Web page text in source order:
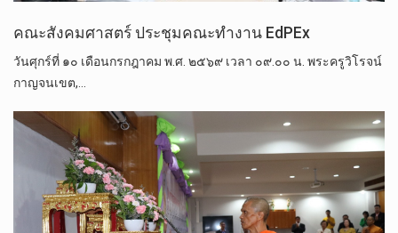
คณะสังคมศาสตร์ ประชุมคณะทำงาน EdPEx
วันศุกร์ที่ ๑๐ เดือนกรกฎาคม พ.ศ. ๒๕๖๙ เวลา ๐๙.๐๐ น. พระครูวิโรจน์
กาญจนเขต,…